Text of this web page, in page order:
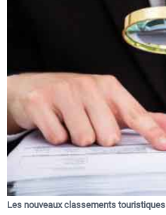
Les nouveaux classements touristiques